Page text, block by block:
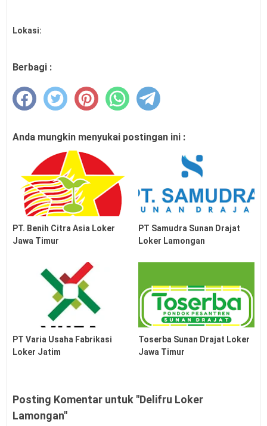
Lokasi:
Berbagi :
Anda mungkin menyukai postingan ini :
PT. Benih Citra Asia Loker
Jawa Timur
PT Samudra Sunan Drajat
Loker Lamongan
PT Varia Usaha Fabrikasi
Loker Jatim
Toserba Sunan Drajat Loker
Jawa Timur
Posting Komentar untuk "Delifru Loker
Lamongan"